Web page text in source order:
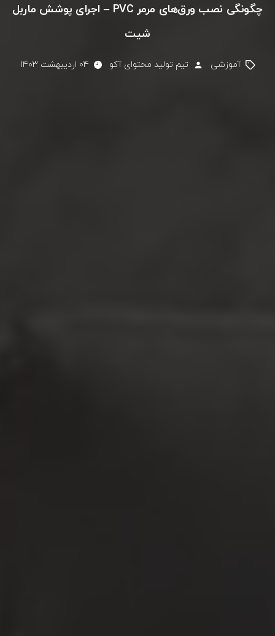
چگونگی نصب ورق‌های مرمر PVC – اجرای پوشش ماربل
شیت
آموزشی تیم تولید محتوای آکو 04 اردیبهشت 1403